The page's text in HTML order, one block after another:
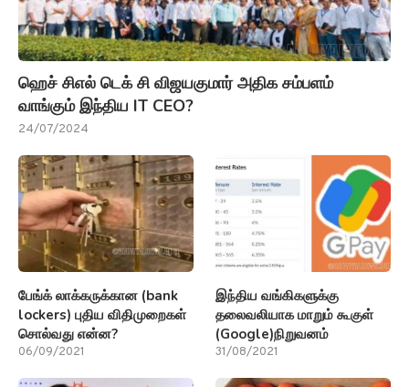
ஹெச் சிஎல் டெக் சி விஜயகுமார் அதிக சம்பளம்
வாங்கும் இந்திய IT CEO?
24/07/2024
பேங்க் லாக்கருக்கான (bank
lockers) புதிய விதிமுறைகள்
சொல்வது என்ன?
06/09/2021
இந்திய வங்கிகளுக்கு
தலைவலியாக மாறும் கூகுள்
(Google)நிறுவனம்
31/08/2021